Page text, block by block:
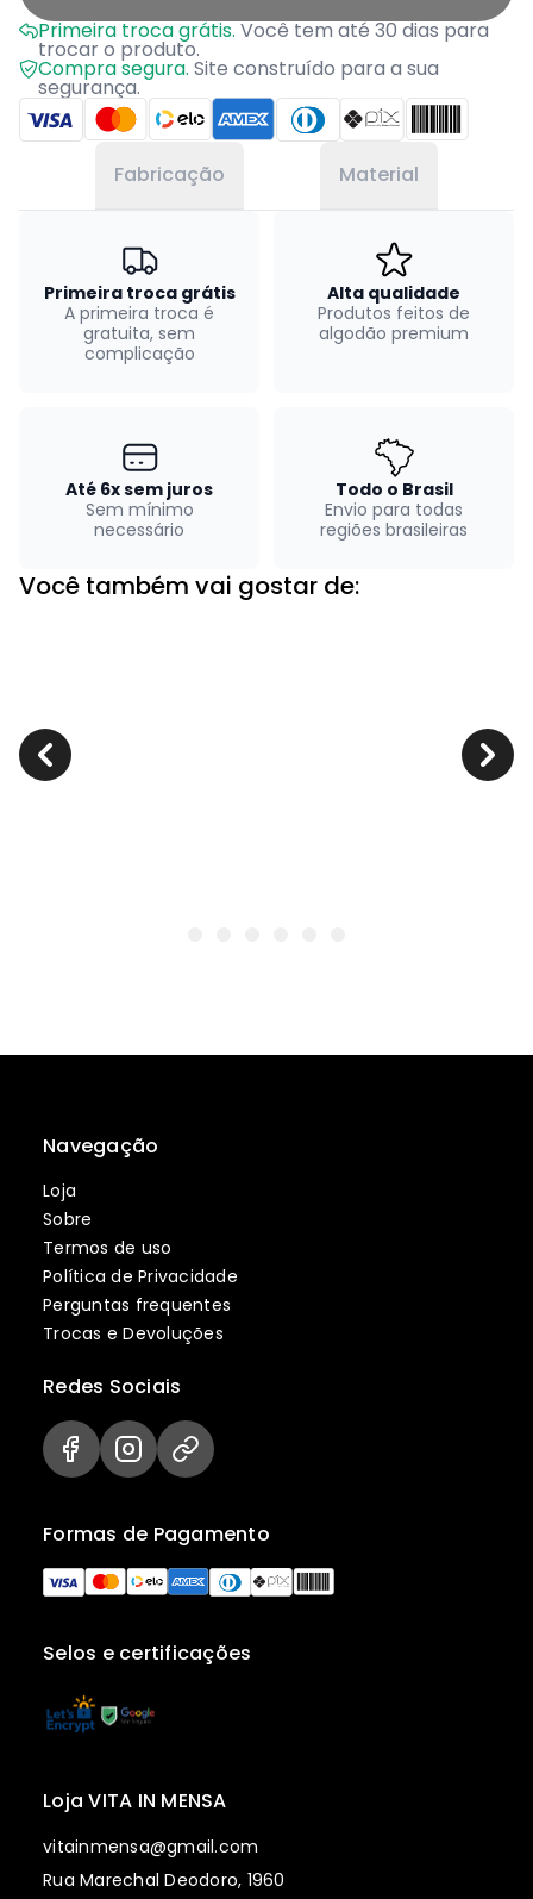
Primeira troca grátis.Você tem até 30 dias para
trocar o produto.
Compra segura. Site construído para a sua
segurança.
Fabricação Material
Primeira troca grátis
A primeira troca é
gratuita, sem
complicação
Alta qualidade
Produtos feitos de
algodão premium
Até 6x sem juros
Sem mínimo
necessário
Todo o Brasil
Envio para todas
regiões brasileiras
Você também vai gostar de:
Navegação
Loja
Sobre
Termos de uso
Política de Privacidade
Perguntas frequentes
Trocas e Devoluções
Selos e certificações
Formas de Pagamento
Redes Sociais
Loja VITA IN MENSA
vitainmensa@gmail.com
Rua Marechal Deodoro, 1960